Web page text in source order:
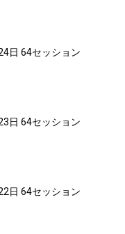
日 64セッション
日 64セッション
日 64セッション